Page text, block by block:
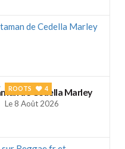
de Cedella Marley
ROOTS 4
Le 8 Août 2026